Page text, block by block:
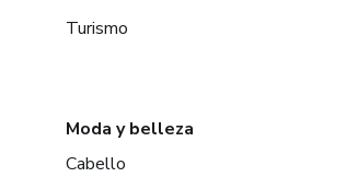
Turismo
Moda y belleza
Cabello